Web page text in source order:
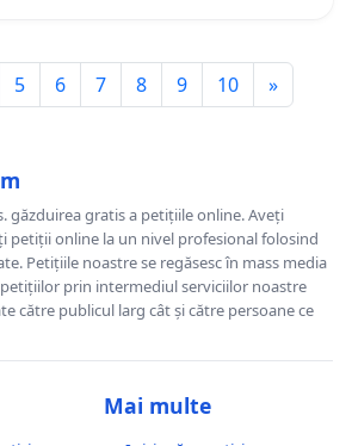
5 6 7 8 9 10 »
găzduirea gratis a petițiile online. Aveți
petiții online la un nivel profesional folosind
Petițiile noastre se regăsesc în mass media
prin intermediul serviciilor noastre
către publicul larg cât și către persoane ce
Mai multe